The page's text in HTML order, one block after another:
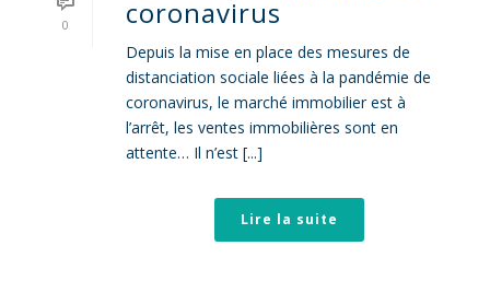
0 coronavirus
Depuis la mise en place des mesures de
distanciation sociale liées à la pandémie de
coronavirus, le marché immobilier est à
l’arrêt, les ventes immobilières sont en
attente… Il n’est [...]
Lire la suite